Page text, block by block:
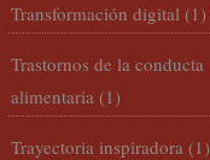
Transformación digital (1)
Trastornos de la conducta
alimentaria (1)
Trayectoria inspiradora (1)